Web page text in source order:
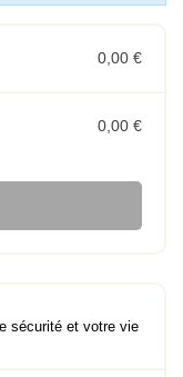
0,00 €
0,00 €
sécurité et votre vie